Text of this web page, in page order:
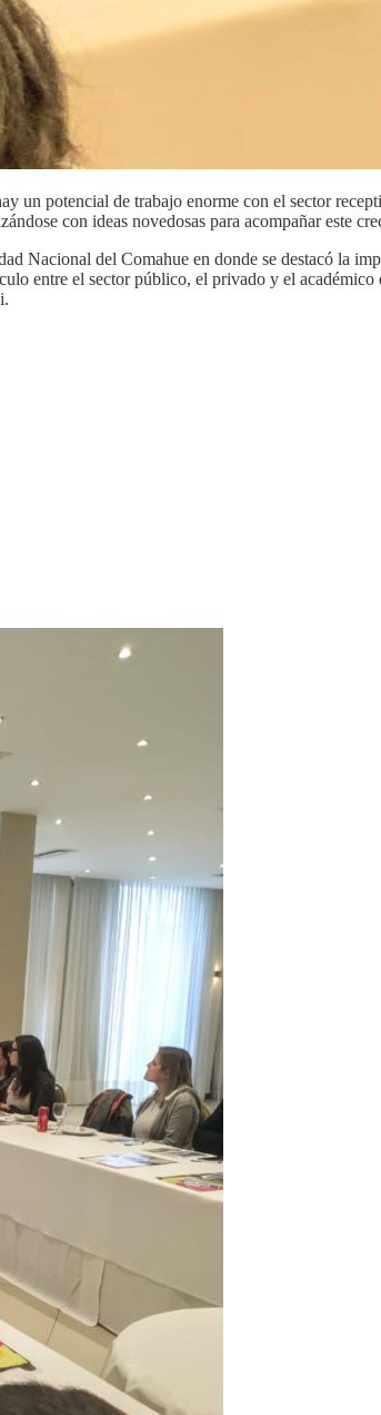
potencial de trabajo enorme con el sector
con ideas novedosas para acompañar este
del Comahue en donde se destacó la
entre el sector público, el privado y el académico